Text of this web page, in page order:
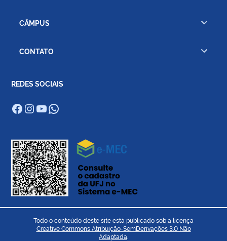
CÂMPUS
CONTATO
REDES SOCIAIS
Facebook
Instagram
Youtube
WhatsApp
Todo o conteúdo deste site está publicado sob a licença
Creative Commons Atribuição-SemDerivações 3.0 Não
Adaptada